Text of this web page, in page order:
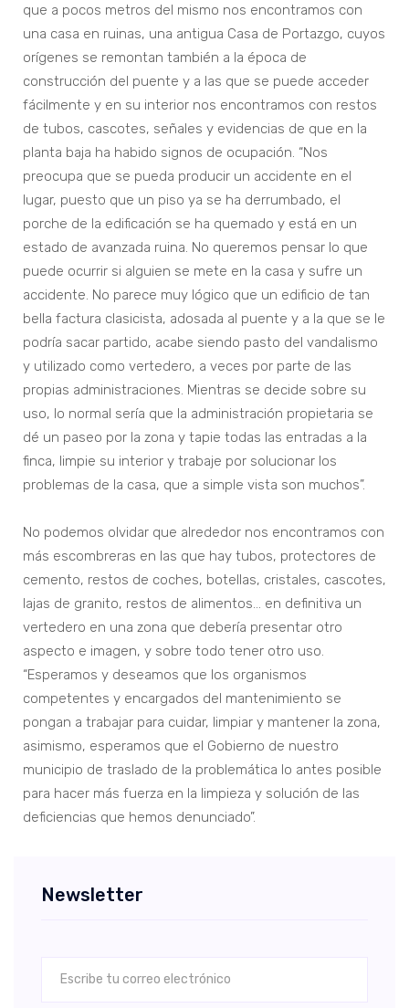
que a pocos metros del mismo nos encontramos con
una casa en ruinas, una antigua Casa de Portazgo, cuyos
orígenes se remontan también a la época de
construcción del puente y a las que se puede acceder
fácilmente y en su interior nos encontramos con restos
de tubos, cascotes, señales y evidencias de que en la
planta baja ha habido signos de ocupación. “Nos
preocupa que se pueda producir un accidente en el
lugar, puesto que un piso ya se ha derrumbado, el
porche de la edificación se ha quemado y está en un
estado de avanzada ruina. No queremos pensar lo que
puede ocurrir si alguien se mete en la casa y sufre un
accidente. No parece muy lógico que un edificio de tan
bella factura clasicista, adosada al puente y a la que se le
podría sacar partido, acabe siendo pasto del vandalismo
y utilizado como vertedero, a veces por parte de las
propias administraciones. Mientras se decide sobre su
uso, lo normal sería que la administración propietaria se
dé un paseo por la zona y tapie todas las entradas a la
finca, limpie su interior y trabaje por solucionar los
problemas de la casa, que a simple vista son muchos”.
No podemos olvidar que alrededor nos encontramos con
más escombreras en las que hay tubos, protectores de
cemento, restos de coches, botellas, cristales, cascotes,
lajas de granito, restos de alimentos… en definitiva un
vertedero en una zona que debería presentar otro
aspecto e imagen, y sobre todo tener otro uso.
“Esperamos y deseamos que los organismos
competentes y encargados del mantenimiento se
pongan a trabajar para cuidar, limpiar y mantener la zona,
asimismo, esperamos que el Gobierno de nuestro
municipio de traslado de la problemática lo antes posible
para hacer más fuerza en la limpieza y solución de las
deficiencias que hemos denunciado”.
Newsletter